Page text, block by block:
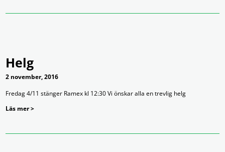
Helg
2 november, 2016
Fredag 4/11 stänger Ramex kl 12:30 Vi önskar alla en trevlig helg
Läs mer >